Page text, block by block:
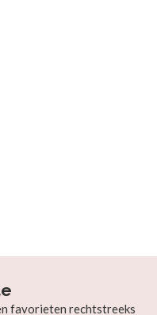
favorieten rechtstreeks